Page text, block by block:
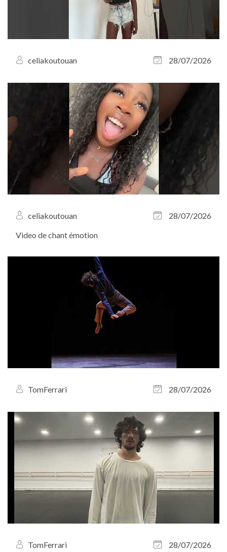
celiakoutouan 28/07/2026
celiakoutouan
28/07/2026
Video de chant émotion
TomFerrari 28/07/2026
TomFerrari
28/07/2026